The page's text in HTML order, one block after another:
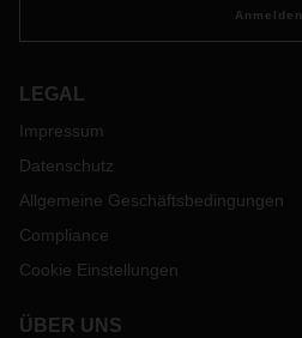
Anmelden
LEGAL
Impressum
Datenschutz
Allgemeine Geschäftsbedingungen
Compliance
Cookie Einstellungen
ÜBER UNS